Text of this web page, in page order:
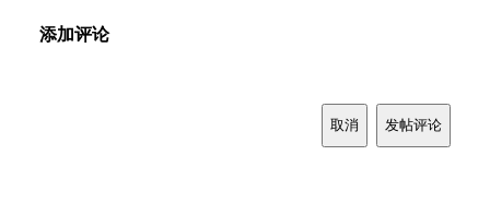
添加评论
取消 发帖评论